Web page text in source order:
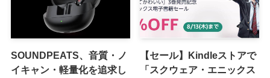
SOUNDPEATS、音質・ノ
イキャン・軽量化を追求し
【セール】Kindleストアで
「スクウェア・エニックス